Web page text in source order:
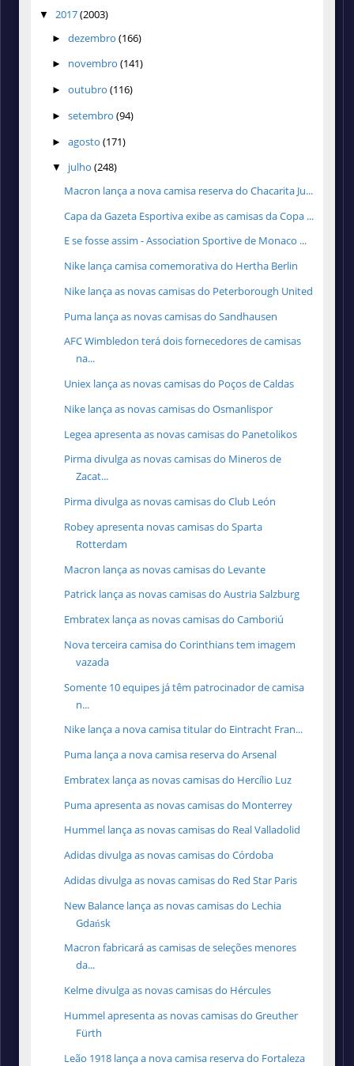
▼ 2017(2003)
► dezembro (166)
► novembro (141)
► outubro (116)
► setembro (94)
► agosto (171)
▼ julho (248)
Macron lança a nova camisa reserva do Chacarita Ju...
Capa da Gazeta Esportiva exibe as camisas da Copa ...
E se fosse assim - Association Sportive de Monaco ...
Nike lança camisa comemorativa do Hertha Berlin
Nike lança as novas camisas do Peterborough United
Puma lança as novas camisas do Sandhausen
AFC Wimbledon terá dois fornecedores de camisas
na...
Uniex lança as novas camisas do Poços de Caldas
Nike lança as novas camisas do Osmanlispor
Legea apresenta as novas camisas do Panetolikos
Pirma divulga as novas camisas do Mineros de
Zacat...
Pirma divulga as novas camisas do Club León
Robey apresenta novas camisas do Sparta
Rotterdam
Macron lança as novas camisas do Levante
Patrick lança as novas camisas do Austria Salzburg
Embratex lança as novas camisas do Camboriú
Nova terceira camisa do Corinthians tem imagem
vazada
Somente 10 equipes já têm patrocinador de camisa
n...
Nike lança a nova camisa titular do Eintracht Fran...
Puma lança a nova camisa reserva do Arsenal
Embratex lança as novas camisas do Hercílio Luz
Puma apresenta as novas camisas do Monterrey
Hummel lança as novas camisas do Real Valladolid
Adidas divulga as novas camisas do Córdoba
Adidas divulga as novas camisas do Red Star Paris
New Balance lança as novas camisas do Lechia
Gdańsk
Macron fabricará as camisas de seleções menores
da...
Kelme divulga as novas camisas do Hércules
Hummel apresenta as novas camisas do Greuther
Fürth
Leão 1918 lança a nova camisa reserva do Fortaleza